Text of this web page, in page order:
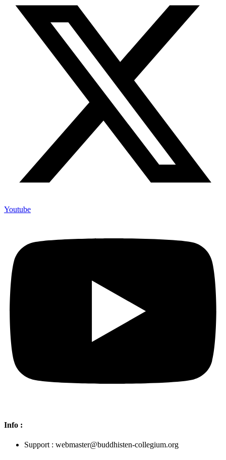
Youtube
Info :
Support : webmaster@buddhisten-collegium.org